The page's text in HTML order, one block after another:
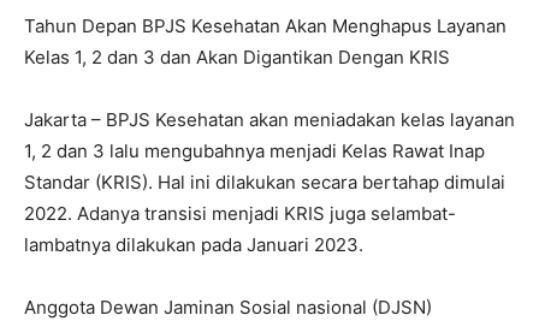
Tahun Depan BPJS Kesehatan Akan Menghapus Layanan
Kelas 1, 2 dan 3 dan Akan Digantikan Dengan KRIS
Jakarta – BPJS Kesehatan akan meniadakan kelas layanan
1, 2 dan 3 lalu mengubahnya menjadi Kelas Rawat Inap
Standar (KRIS). Hal ini dilakukan secara bertahap dimulai
2022. Adanya transisi menjadi KRIS juga selambat-
lambatnya dilakukan pada Januari 2023.
Anggota Dewan Jaminan Sosial nasional (DJSN)